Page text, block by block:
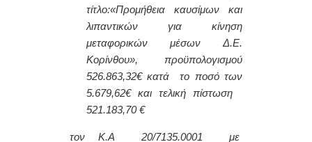
τίτλο:«Προμήθεια καυσίμων και
λιπαντικών για κίνηση
μεταφορικών μέσων Δ.Ε.
Κορίνθου», προϋπολογισμού
526.863,32€ κατά το ποσό των
5.679,62€ και τελική πίστωση
521.183,70 €
τον Κ.Α 20/7135.0001 με